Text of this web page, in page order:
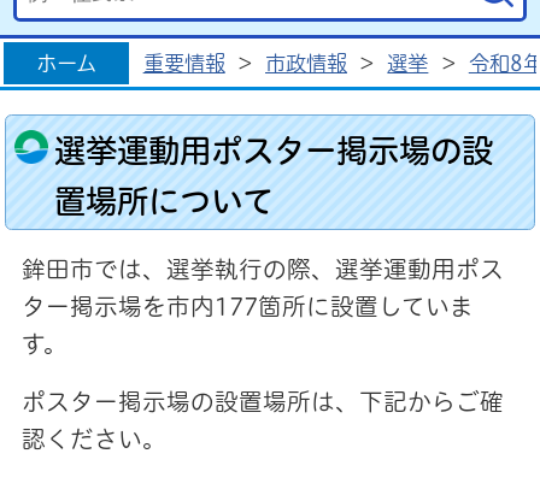
ホーム 重要情報 > 市政情報 > 選挙 > 令和8
選挙運動用ポスター掲示場の設
置場所について
鉾田市では、選挙執行の際、選挙運動用ポス
ター掲示場を市内177箇所に設置していま
す。
ポスター掲示場の設置場所は、下記からご確
認ください。